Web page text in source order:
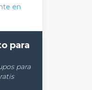
en
para
para